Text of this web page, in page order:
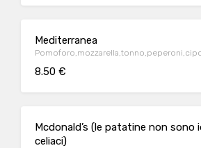
Mediterranea
8.50 €
Mcdonald’s (le patatine non sono
celiaci)